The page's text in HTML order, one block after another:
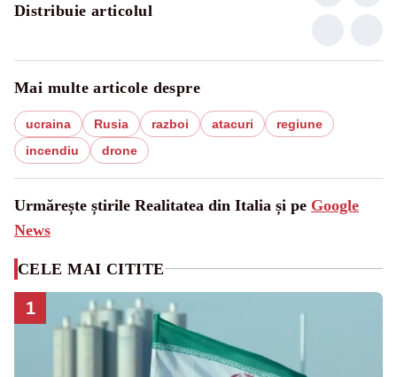
Distribuie articolul
Mai multe articole despre
ucraina Rusia razboi atacuri
regiune
incendiu
drone
Urmărește știrile Realitatea din Italia și pe Google
News
CELE MAI CITITE
1